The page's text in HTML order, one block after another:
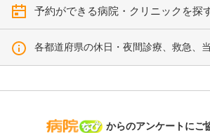
予約ができる病院・クリニックを探
各都道府県の休日・夜間診療、救急、
病院なび
からのアンケートにご